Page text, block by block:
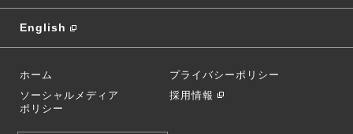
English
ホーム
プライバシーポリシー
ソーシャルメディア
ポリシー
採用情報